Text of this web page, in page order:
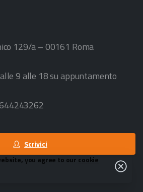
129/a – 00161 Roma
9 alle 18 su appuntamento
Scrivici
you agree to our cookie
Close